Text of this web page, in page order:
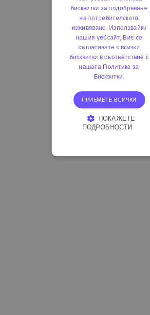
бисквитки за подобряване
на потребителското
изживяване. Използвайки
нашия уебсайт, Вие се
съгласявате с всички
бисквитки в съответствие с
нашата Политика за
Бисквитки.
ПРИЕМЕТЕ ВСИЧКИ
ПОКАЖЕТЕ
ПОДРОБНОСТИ